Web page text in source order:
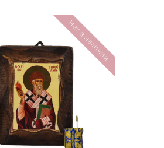
Нет в наличии